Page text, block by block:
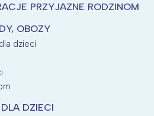
PRZYJAZNE RODZINOM
OBOZY
dzieci
DZIECI